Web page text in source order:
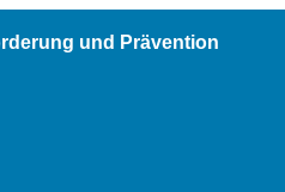
und Prävention